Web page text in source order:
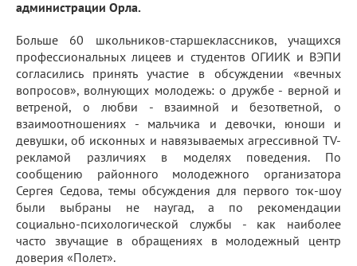
администрации Орла.
Больше 60 школьников-старшеклассников, учащихся
профессиональных лицеев и студентов ОГИИК и ВЭПИ
согласились принять участие в обсуждении «вечных
вопросов», волнующих молодежь: о дружбе - верной и
ветреной, о любви - взаимной и безответной, о
взаимоотношениях - мальчика и девочки, юноши и
девушки, об исконных и навязываемых агрессивной TV-
рекламой различиях в моделях поведения. По
сообщению районного молодежного организатора
Сергея Седова, темы обсуждения для первого ток-шоу
были выбраны не наугад, а по рекомендации
социально-психологической службы - как наиболее
часто звучащие в обращениях в молодежный центр
доверия «Полет».